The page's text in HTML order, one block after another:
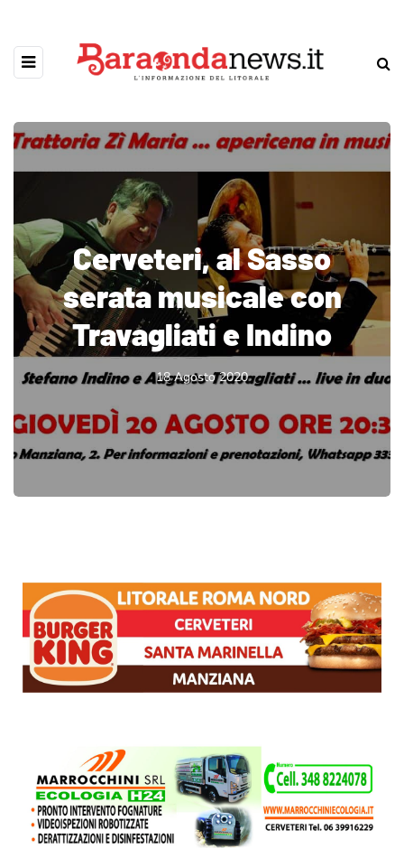
Cerveteri, al Sasso
serata musicale con
Travagliati e Indino
18 Agosto 2020